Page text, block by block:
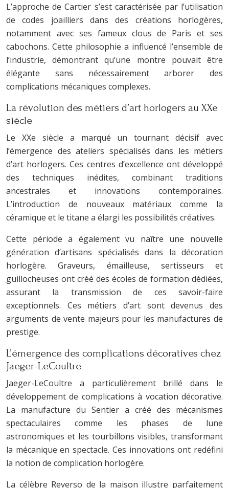
L’approche de Cartier s’est caractérisée par l’utilisation
de codes joailliers dans des créations horlogères,
notamment avec ses fameux clous de Paris et ses
cabochons. Cette philosophie a influencé l’ensemble de
l’industrie, démontrant qu’une montre pouvait être
élégante sans nécessairement arborer des
complications mécaniques complexes.
La révolution des métiers d’art horlogers au XXe
siècle
Le XXe siècle a marqué un tournant décisif avec
l’émergence des ateliers spécialisés dans les métiers
d’art horlogers. Ces centres d’excellence ont développé
des techniques inédites, combinant traditions
ancestrales et innovations contemporaines.
L’introduction de nouveaux matériaux comme la
céramique et le titane a élargi les possibilités créatives.
Cette période a également vu naître une nouvelle
génération d’artisans spécialisés dans la décoration
horlogère. Graveurs, émailleuse, sertisseurs et
guillocheuses ont créé des écoles de formation dédiées,
assurant la transmission de ces savoir-faire
exceptionnels. Ces métiers d’art sont devenus des
arguments de vente majeurs pour les manufactures de
prestige.
L’émergence des complications décoratives chez
Jaeger-LeCoultre
Jaeger-LeCoultre a particulièrement brillé dans le
développement de complications à vocation décorative.
La manufacture du Sentier a créé des mécanismes
spectaculaires comme les phases de lune
astronomiques et les tourbillons visibles, transformant
la mécanique en spectacle. Ces innovations ont redéfini
la notion de complication horlogère.
La célèbre Reverso de la maison illustre parfaitement